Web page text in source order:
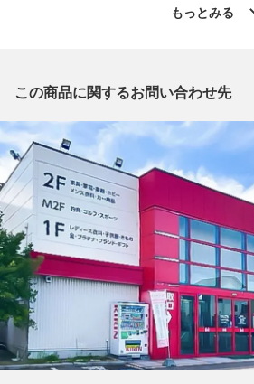
※「なんでもリサイクルビッグバン 公式
電話番号：0138-35-3196
【店舗内商品コード】1016003535653
【メーカー】DOLCE & GABBANA/ドルチ
【対象】メンズ
【カラー】ゴールド
【肩幅】約42cm
【着丈】約73cm
【身幅】約50cm
【袖丈】約67cm
【付属品】なし
【ランク】Bランク
もっとみる
この商品に関するお問い合わせ先